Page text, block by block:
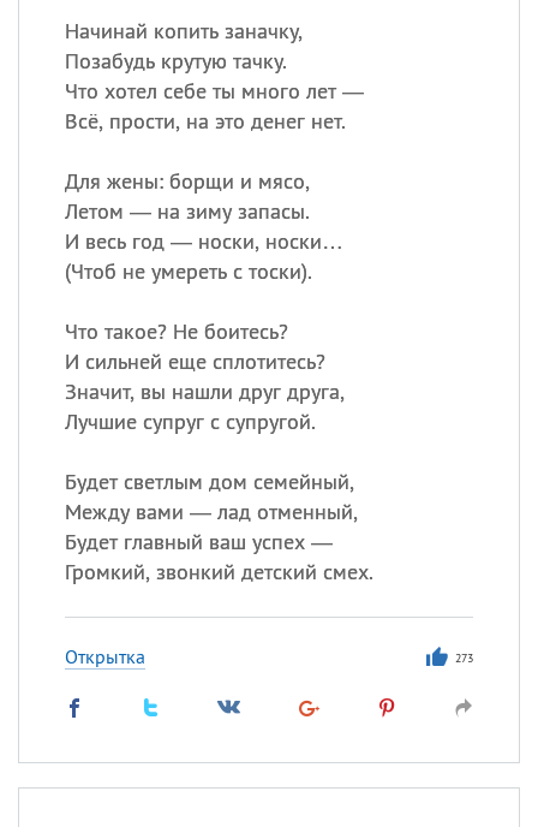
Начинай копить заначку,
Позабудь крутую тачку.
Что хотел себе ты много лет —
Всё, прости, на это денег нет.
Для жены: борщи и мясо,
Летом — на зиму запасы.
И весь год — носки, носки…
(Чтоб не умереть с тоски).
Что такое? Не боитесь?
И сильней еще сплотитесь?
Значит, вы нашли друг друга,
Лучшие супруг с супругой.
Будет светлым дом семейный,
Между вами — лад отменный,
Будет главный ваш успех —
Громкий, звонкий детский смех.
Открытка 273